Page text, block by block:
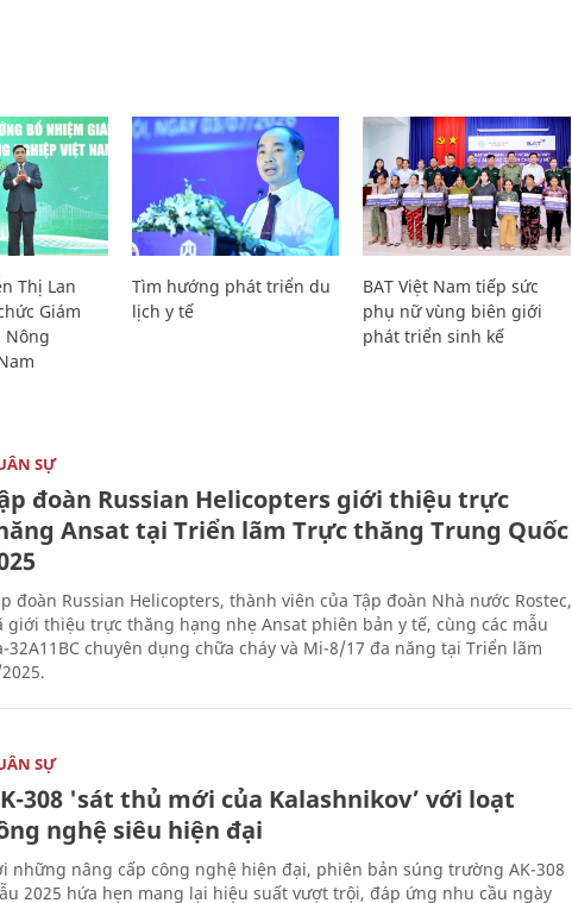
Thị Lan
Giám
Nông
Tìm hướng phát triển du
lịch y tế
BAT Việt Nam tiếp sức
phụ nữ vùng biên giới
phát triển sinh kế
SỰ
đoàn Russian Helicopters giới thiệu trực
Ansat tại Triển lãm Trực thăng Trung Quốc
đoàn Russian Helicopters, thành viên của Tập đoàn Nhà nước Rostec,
giới thiệu trực thăng hạng nhẹ Ansat phiên bản y tế, cùng các mẫu
32A11BC chuyên dụng chữa cháy và Mi-8/17 đa năng tại Triển lãm
SỰ
308 'sát thủ mới của Kalashnikov’ với loạt
nghệ siêu hiện đại
những nâng cấp công nghệ hiện đại, phiên bản súng trường AK-308
2025 hứa hẹn mang lại hiệu suất vượt trội, đáp ứng nhu cầu ngày